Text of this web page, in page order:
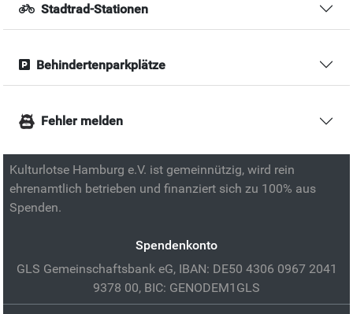
Stadtrad-Stationen
Behindertenparkplätze
Fehler melden
Kulturlotse Hamburg e.V. ist gemeinnützig, wird rein
ehrenamtlich betrieben und finanziert sich zu 100% aus
Spenden.
Spendenkonto
GLS Gemeinschaftsbank eG, IBAN: DE50 4306 0967 2041
9378 00, BIC: GENODEM1GLS